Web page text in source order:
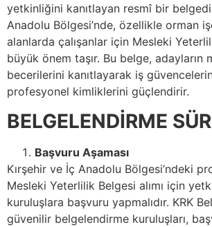
yetkinliğini kanıtlayan resmî bir
Anadolu Bölgesi’nde, özellikle orman
alanlarda çalışanlar için Mesleki
büyük önem taşır. Bu belge, adayların
becerilerini kanıtlayarak iş
profesyonel kimliklerini güçlendirir.
BELGELENDİRME
Başvuru Aşaması
Kırşehir ve İç Anadolu Bölgesi’ndeki
Mesleki Yeterlilik Belgesi alımı için
kuruluşlara başvuru yapmalıdır. KRK
güvenilir belgelendirme kuruluşları,